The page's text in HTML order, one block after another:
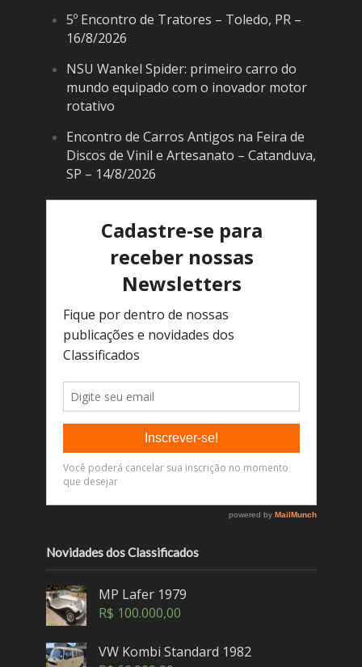
5º Encontro de Tratores – Toledo, PR –
16/8/2026
NSU Wankel Spider: primeiro carro do
mundo equipado com o inovador motor
rotativo
Encontro de Carros Antigos na Feira de
Discos de Vinil e Artesanato – Catanduva,
SP – 14/8/2026
Novidades dos Classificados
MP Lafer 1979
R$ 100.000,00
VW Kombi Standard 1982